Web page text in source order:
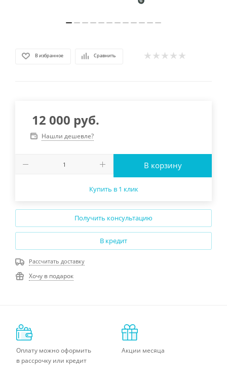
В избранное Сравнить
12 000 руб.
Нашли дешевле?
В корзину
Купить в 1 клик
Получить консультацию
В кредит
Рассчитать доставку
Хочу в подарок
Оплату можно оформить
в рассрочку или кредит
Акции месяца